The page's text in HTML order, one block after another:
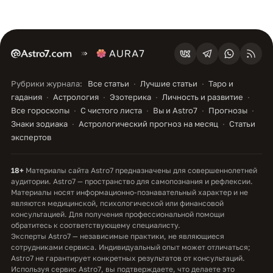
Рубрики журнала: Все статьи Лучшие статьи
Таро и
гадания
Астрология Эзотерика
Личность и развитие
Все гороскопы
С чистого листа Вы и Astro7
Прогнозы
Знаки зодиака
Астрологический прогноз на месяц
Статьи
экспертов
18+ Материалы сайта Astro7 предназначены для совершеннолетней
аудитории. Astro7 — пространство для самопознания и рефлексии.
Материалы носят информационно-познавательный характер и не
являются медицинской, психологической или финансовой
консультацией. Для получения профессиональной помощи
обратитесь к соответствующему специалисту.
Эксперты Astro7 — независимые практики, не являющиеся
сотрудниками сервиса. Индивидуальный опыт может отличаться;
Astro7 не гарантирует конкретных результатов от консультаций.
Используя сервис Astro7, вы подтверждаете, что делаете это